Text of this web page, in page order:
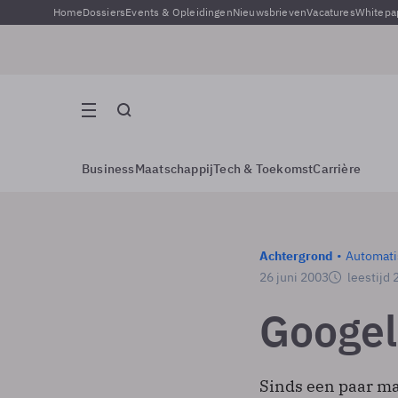
HomeDossiersEvents & OpleidingenNieuwsbrievenVacatures
BusinessMaatschappijTech & ToekomstCarrière
Achtergrond
26 juni 2003
leestijd
Sinds een paar